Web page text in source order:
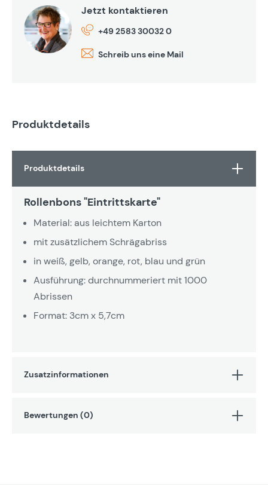
Jetzt kontaktieren
+49 2583 30032 0
Schreib uns eine Mail
Produktdetails
Produktdetails
Rollenbons "Eintrittskarte"
Material: aus leichtem Karton
mit zusätzlichem Schrägabriss
in weiß, gelb, orange, rot, blau und grün
Ausführung: durchnummeriert mit 1000
Abrissen
Format: 3cm x 5,7cm
Zusatzinformationen
Bewertungen (0)